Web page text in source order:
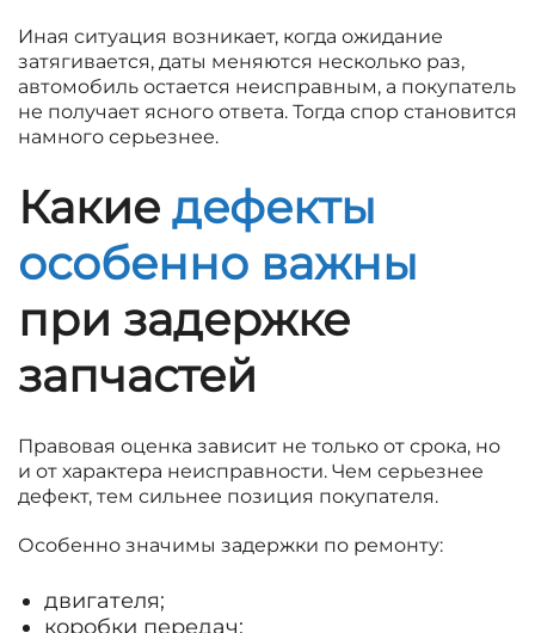
Иная ситуация возникает, когда ожидание
затягивается, даты меняются несколько раз,
автомобиль остается неисправным, а покупатель
не получает ясного ответа. Тогда спор становится
намного серьезнее.
Какие дефекты
особенно важны
при задержке
запчастей
Правовая оценка зависит не только от срока, но
и от характера неисправности. Чем серьезнее
дефект, тем сильнее позиция покупателя.
Особенно значимы задержки по ремонту:
двигателя;
коробки передач;